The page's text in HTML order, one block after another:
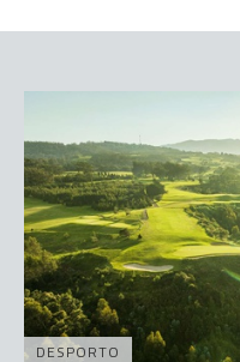
DESPORTO